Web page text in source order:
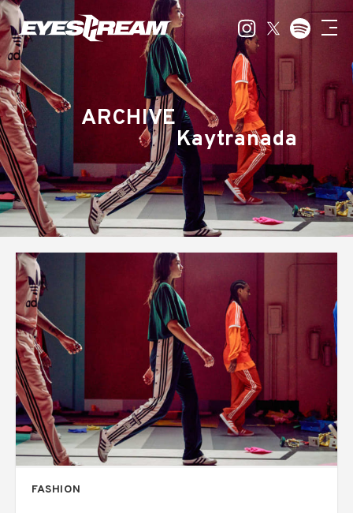
ARCHIVE
Kaytranada
FASHION